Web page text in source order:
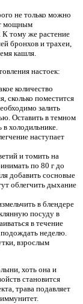
не только можно
мощным
К тому же растение
бронхов и трахеи,
кашля.
настоек:
количество
сколько поместится
залить
Оставить в темном
в холодильнике.
наступает
и томить на
по 80 г до
добавить сосновые
облегчить дыхание
в блендере
посуду в
в течение
подождать неделю.
взрослым
хоть она и
становится
трава подавляет